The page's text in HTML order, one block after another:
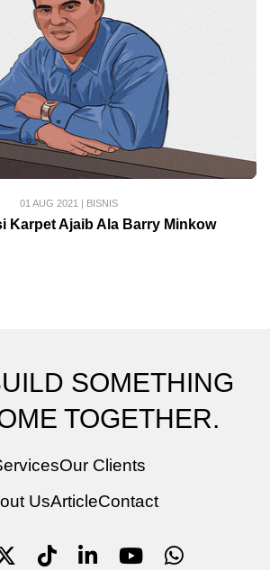
01 AUG 2021 | BISNIS
Karpet Ajaib Ala Barry Minkow
SOMETHING
TOGETHER.
Our Clients
UsArticleContact